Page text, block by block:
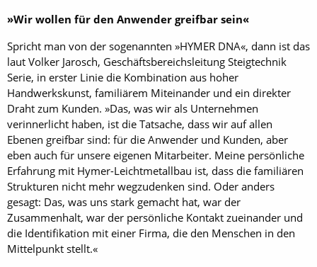
»Wir wollen für den Anwender greifbar sein«
Spricht man von der sogenannten »HYMER DNA«, dann ist das
laut Volker Jarosch, Geschäftsbereichsleitung Steigtechnik
Serie, in erster Linie die Kombination aus hoher
Handwerkskunst, familiärem Miteinander und ein direkter
Draht zum Kunden. »Das, was wir als Unternehmen
verinnerlicht haben, ist die Tatsache, dass wir auf allen
Ebenen greifbar sind: für die Anwender und Kunden, aber
eben auch für unsere eigenen Mitarbeiter. Meine persönliche
Erfahrung mit Hymer-Leichtmetallbau ist, dass die familiären
Strukturen nicht mehr wegzudenken sind. Oder anders
gesagt: Das, was uns stark gemacht hat, war der
Zusammenhalt, war der persönliche Kontakt zueinander und
die Identifikation mit einer Firma, die den Menschen in den
Mittelpunkt stellt.«